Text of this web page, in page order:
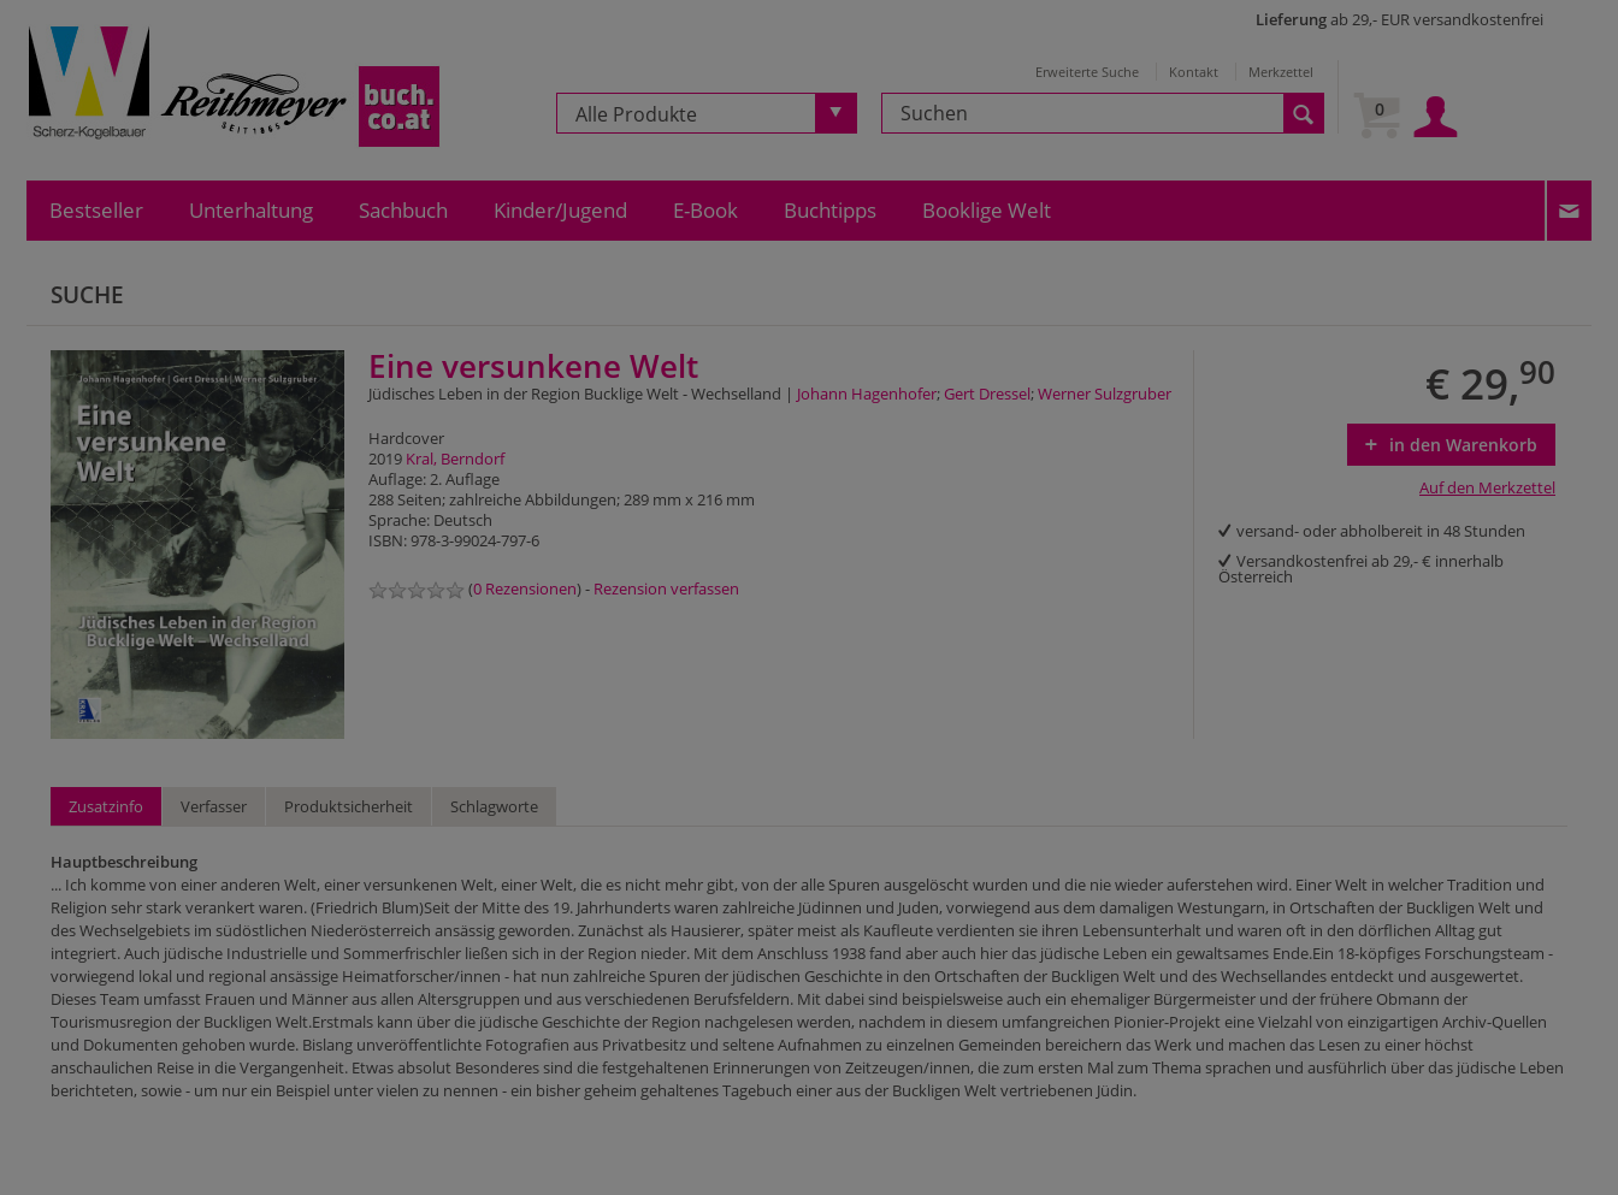
Lieferungab 29,- EUR versandkostenfrei
Erweiterte Suche Kontakt Merkzettel
Alle Produkte 0
Bestseller Unterhaltung Sachbuch Kinder/Jugend E-Book Buchtipps Booklige Welt
SUCHE
Eine versunkene Welt
Jüdisches Leben in der Region Bucklige Welt - Wechselland | Johann Hagenhofer; Gert Dressel;Werner Sulzgruber
Hardcover
2019 Kral, Berndorf
Auflage: 2. Auflage
288 Seiten; zahlreiche Abbildungen; 289 mm x 216 mm
Sprache: Deutsch
ISBN: 978-3-99024-797-6
(0 Rezensionen) - Rezension verfassen
€ 29,90
in den Warenkorb
Auf den Merkzettel
versand- oder abholbereit in 48 Stunden
Versandkostenfrei ab 29,- € innerhalb
Österreich
Zusatzinfo Verfasser Produktsicherheit Schlagworte
Hauptbeschreibung
... Ich komme von einer anderen Welt, einer versunkenen Welt, einer Welt, die es nicht mehr gibt, von der alle Spuren ausgelöscht wurden und die nie wieder auferstehen wird. Einer Welt in welcher Tradition und
Religion sehr stark verankert waren. (Friedrich Blum)Seit der Mitte des 19. Jahrhunderts waren zahlreiche Jüdinnen und Juden, vorwiegend aus dem damaligen Westungarn, in Ortschaften der Buckligen Welt und
des Wechselgebiets im südöstlichen Niederösterreich ansässig geworden. Zunächst als Hausierer, später meist als Kaufleute verdienten sie ihren Lebensunterhalt und waren oft in den dörflichen Alltag gut
integriert. Auch jüdische Industrielle und Sommerfrischler ließen sich in der Region nieder. Mit dem Anschluss 1938 fand aber auch hier das jüdische Leben ein gewaltsames Ende.Ein 18-köpfiges Forschungsteam -
vorwiegend lokal und regional ansässige Heimatforscher/innen - hat nun zahlreiche Spuren der jüdischen Geschichte in den Ortschaften der Buckligen Welt und des Wechsellandes entdeckt und ausgewertet.
Dieses Team umfasst Frauen und Männer aus allen Altersgruppen und aus verschiedenen Berufsfeldern. Mit dabei sind beispielsweise auch ein ehemaliger Bürgermeister und der frühere Obmann der
Tourismusregion der Buckligen Welt.Erstmals kann über die jüdische Geschichte der Region nachgelesen werden, nachdem in diesem umfangreichen Pionier-Projekt eine Vielzahl von einzigartigen Archiv-Quellen
und Dokumenten gehoben wurde. Bislang unveröffentlichte Fotografien aus Privatbesitz und seltene Aufnahmen zu einzelnen Gemeinden bereichern das Werk und machen das Lesen zu einer höchst
anschaulichen Reise in die Vergangenheit. Etwas absolut Besonderes sind die festgehaltenen Erinnerungen von Zeitzeugen/innen, die zum ersten Mal zum Thema sprachen und ausführlich über das jüdische Leben
berichteten, sowie - um nur ein Beispiel unter vielen zu nennen - ein bisher geheim gehaltenes Tagebuch einer aus der Buckligen Welt vertriebenen Jüdin.